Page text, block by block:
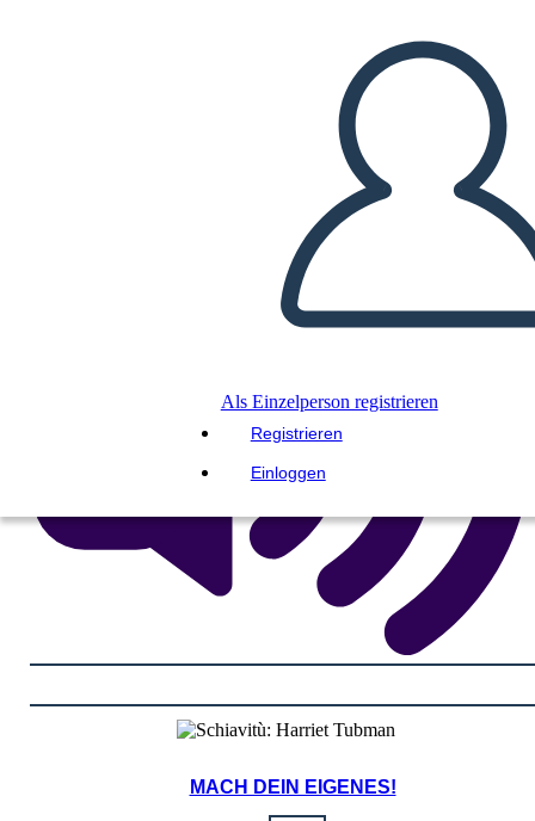
Als Einzelperson registrieren
Registrieren
Einloggen
Kopieren Sie dieses Storyboard
ERSTELLEN SIE EIN STORYBOARD
DIASHOW ABSPIELEN
LIES MIR VOR
MACH DEIN EIGENES!